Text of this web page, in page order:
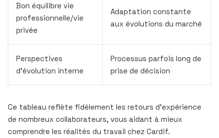
Bon équilibre vie
professionnelle/vie
privée
Adaptation constante
aux évolutions du marché
Perspectives
d’évolution interne
Processus parfois long de
prise de décision
Ce tableau reflète fidèlement les retours d’expérience
de nombreux collaborateurs, vous aidant à mieux
comprendre les réalités du travail chez Cardif.